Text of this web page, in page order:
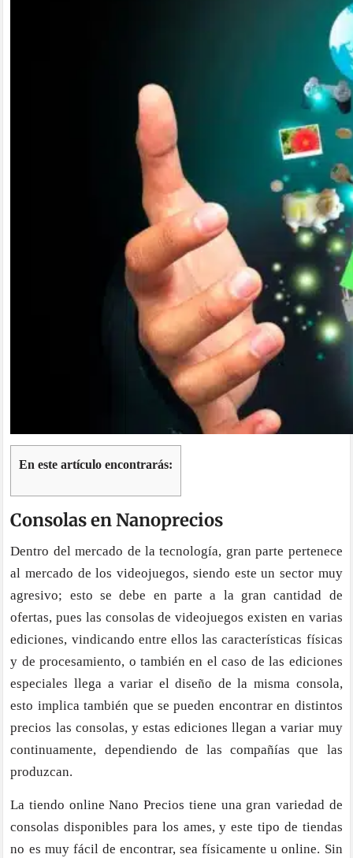
En este artículo encontrarás:
Consolas en Nanoprecios
Dentro del mercado de la tecnología, gran parte pertenece
al mercado de los videojuegos, siendo este un sector muy
agresivo; esto se debe en parte a la gran cantidad de
ofertas, pues las consolas de videojuegos existen en varias
ediciones, vindicando entre ellos las características físicas
y de procesamiento, o también en el caso de las ediciones
especiales llega a variar el diseño de la misma consola,
esto implica también que se pueden encontrar en distintos
precios las consolas, y estas ediciones llegan a variar muy
continuamente, dependiendo de las compañías que las
produzcan.
La tiendo online Nano Precios tiene una gran variedad de
consolas disponibles para los ames, y este tipo de tiendas
no es muy fácil de encontrar, sea físicamente u online. Sin